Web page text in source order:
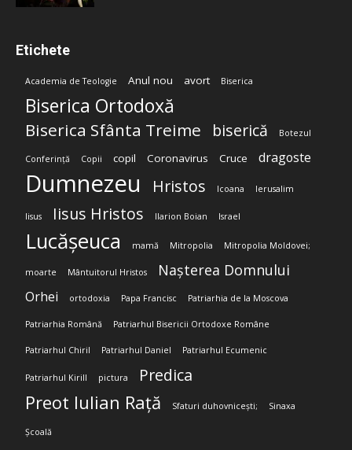
Etichete
Academia de Teologie Anul nou avort Biserica
Biserica Ortodoxă
Biserica Sfânta Treime biserică Botezul
Conferință Copii copil Coronavirus Cruce dragoste
Dumnezeu Hristos Icoana Ierusalim
Iisus Iisus Hristos Ilarion Boian Israel
Lucășeuca mamă Mitropolia Mitropolia Moldovei;
moarte Mântuitorul Hristos Nașterea Domnului
Orhei ortodoxia Papa Francisc Patriarhia de la Moscova
Patriarhia Română Patriarhul Bisericii Ortodoxe Române
Patriarhul Chiril Patriarhul Daniel Patriarhul Ecumenic
Patriarhul Kirill pictura Predica
Preot Iulian Rață Sfaturi duhovnicești; Sinaxa
Școală